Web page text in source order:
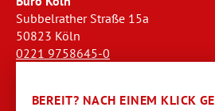
Subbelrather Straße 15a
50823 Köln
0221 9758645-0
BEREIT? NACH EINEM KLICK